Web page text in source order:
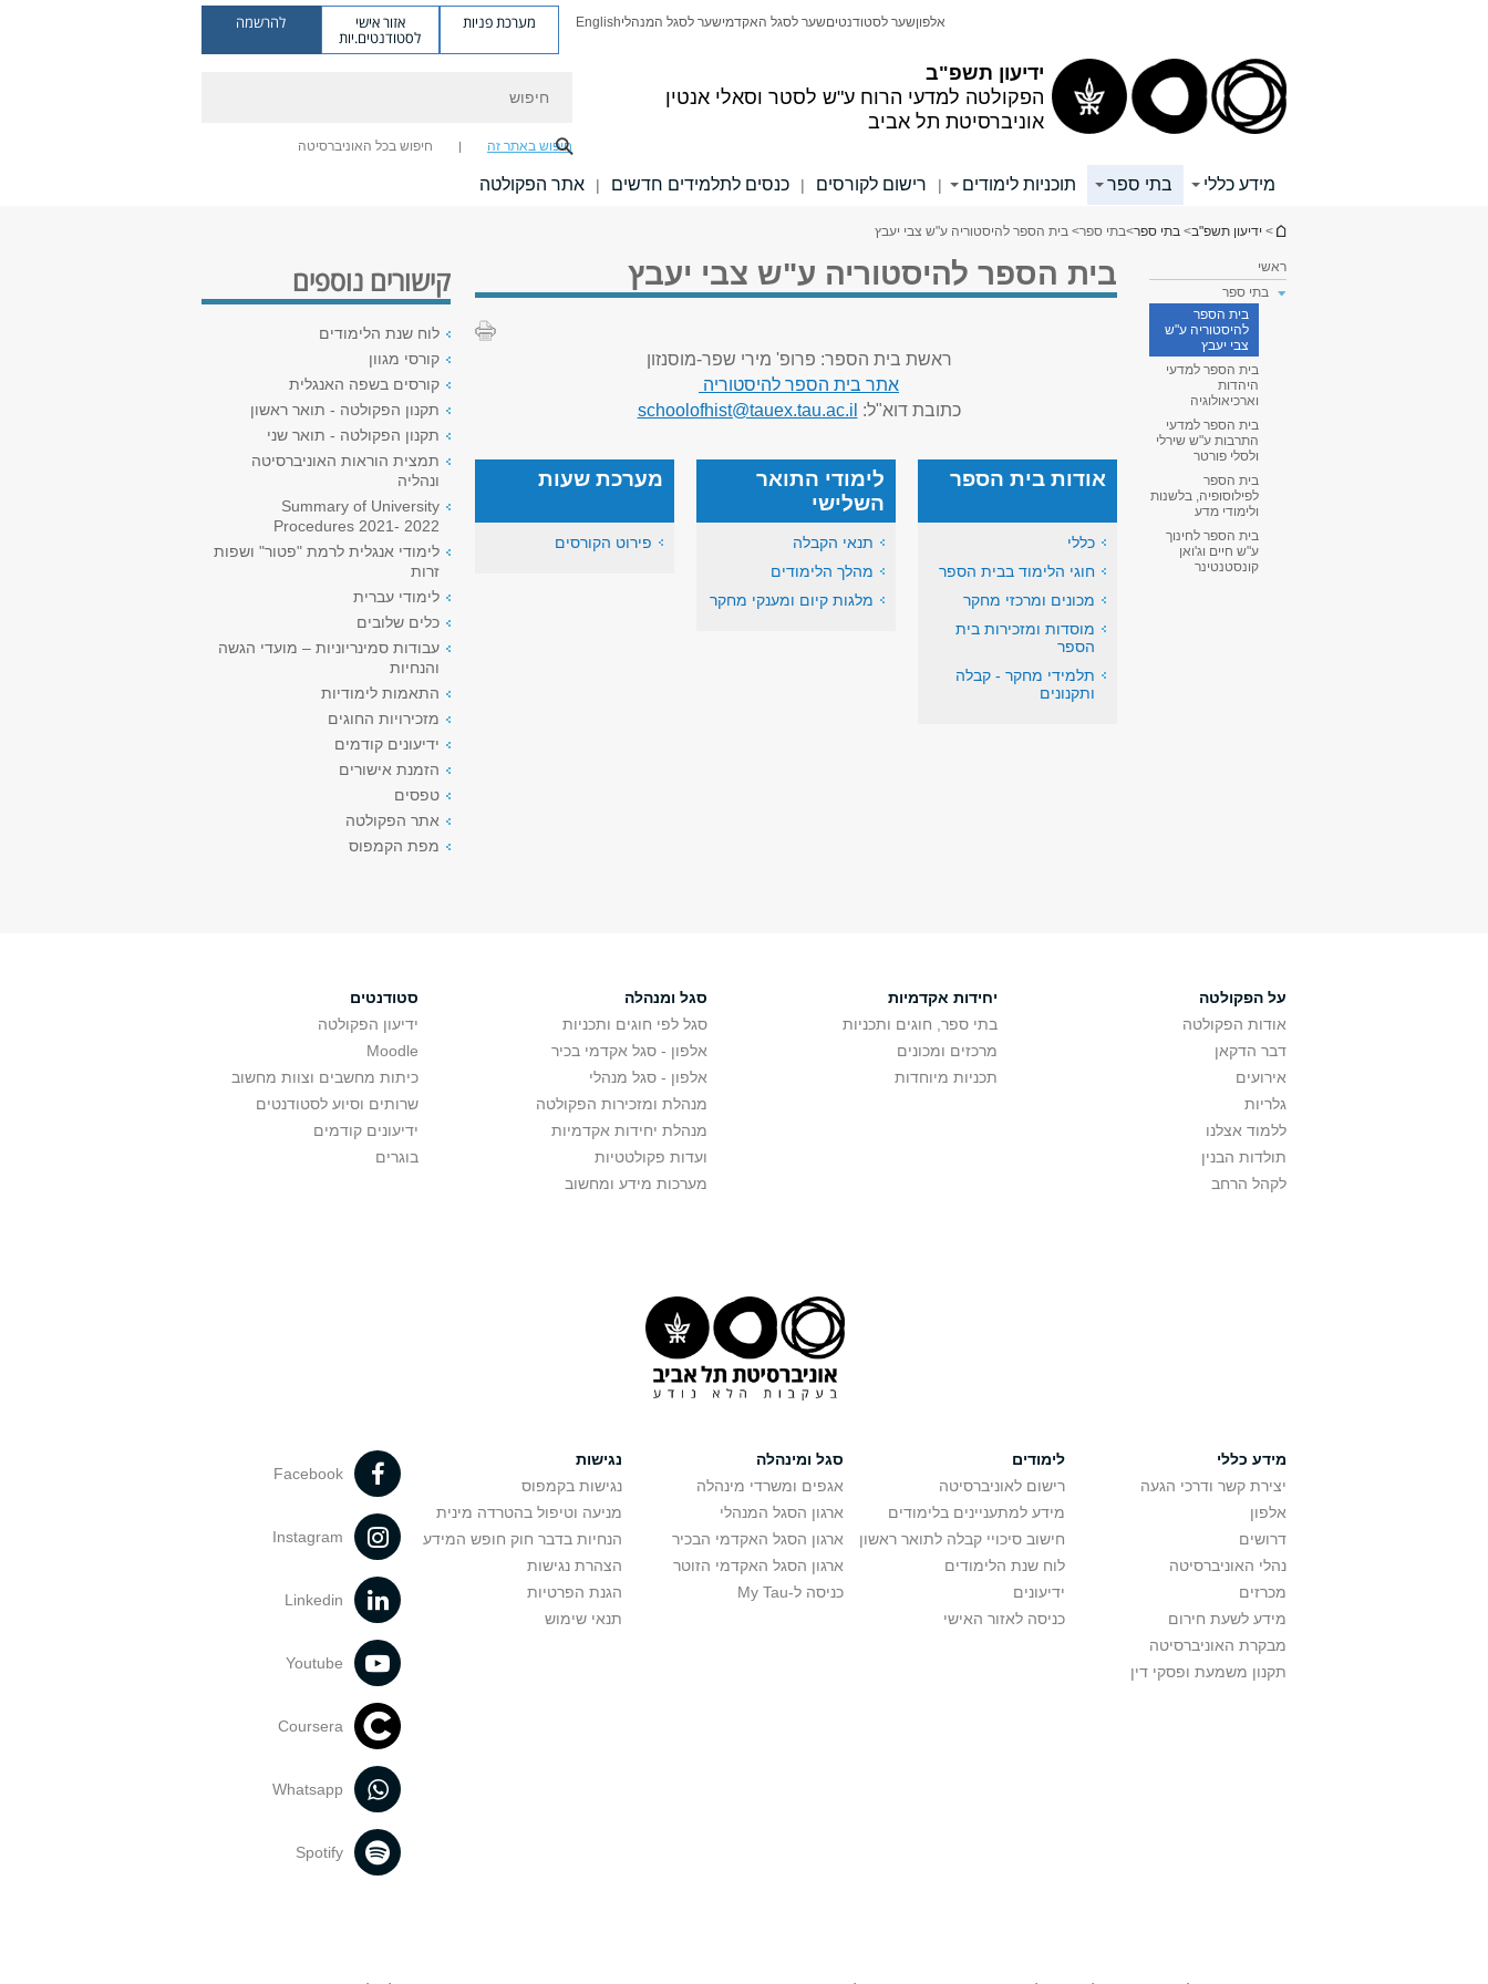
ידיעון תשפ"ב
הפקולטה למדעי הרוח ע"ש לסטר וסאלי אנטין
אוניברסיטת תל אביב
אלפוןשער לסטודנטיםשער לסגל האקדמישער לסגל המנהליEnglish מערכת פניות אזור אישי
לסטודנטים.יות
להרשמה
חיפוש באתר זה חיפוש בכל האוניברסיטה
מידע כללי בתי ספר תוכניות לימודים | רישום לקורסים | כנסים לתלמידים חדשים | אתר הפקולטה
הינך נמצא כאן
> ידיעון תשפ"ב> בתי ספר>בתי ספר> בית הספר להיסטוריה ע"ש צבי יעבץ
ראשי
בתי ספר
בית הספר
להיסטוריה ע"ש
צבי יעבץ
בית הספר למדעי
היהדות
וארכיאולוגיה
בית הספר למדעי
התרבות ע"ש שירלי
ולסלי פורטר
בית הספר
לפילוסופיה, בלשנות
ולימודי מדע
בית הספר לחינוך
ע"ש חיים וג'ואן
קונסטנטינר
בית הספר להיסטוריה ע"ש צבי יעבץ
ראשת בית הספר: פרופ' מירי שפר-מוסנזון
אתר בית הספר להיסטוריה
כתובת דוא"ל: schoolofhist@tauex.tau.ac.il
אודות בית הספר
כללי
חוגי הלימוד בבית הספר
מכונים ומרכזי מחקר
מוסדות ומזכירות בית
הספר
תלמידי מחקר - קבלה
ותקנונים
לימודי התואר
השלישי
תנאי הקבלה
מהלך הלימודים
מלגות קיום ומענקי מחקר
מערכת שעות
פירוט הקורסים
קישורים נוספים
לוח שנת הלימודים
קורסי מגוון
קורסים בשפה האנגלית
תקנון הפקולטה - תואר ראשון
תקנון הפקולטה - תואר שני
תמצית הוראות האוניברסיטה
ונהליה
Summary of University
Procedures 2021- 2022
לימודי אנגלית לרמת "פטור" ושפות
זרות
לימודי עברית
כלים שלובים
עבודות סמינריוניות – מועדי הגשה
והנחיות
התאמות לימודיות
מזכירויות החוגים
ידיעונים קודמים
הזמנת אישורים
טפסים
אתר הפקולטה
מפת הקמפוס
על הפקולטה
אודות הפקולטה
דבר הדקאן
אירועים
גלריות
ללמוד אצלנו
תולדות הבנין
לקהל הרחב
יחידות אקדמיות
בתי ספר, חוגים ותכניות
מרכזים ומכונים
תכניות מיוחדות
סגל ומנהלה
סגל לפי חוגים ותכניות
אלפון - סגל אקדמי בכיר
אלפון - סגל מנהלי
מנהלת ומזכירות הפקולטה
מנהלת יחידות אקדמיות
ועדות פקולטטיות
מערכות מידע ומחשוב
סטודנטים
ידיעון הפקולטה
Moodle
כיתות מחשבים וצוות מחשוב
שרותים וסיוע לסטודנטים
ידיעונים קודמים
בוגרים
מידע כללי
יצירת קשר ודרכי הגעה
אלפון
דרושים
נהלי האוניברסיטה
מכרזים
מידע לשעת חירום
מבקרת האוניברסיטה
תקנון משמעת ופסקי דין
לימודים
רישום לאוניברסיטה
מידע למתעניינים בלימודים
חישוב סיכויי קבלה לתואר ראשון
לוח שנת הלימודים
ידיעונים
כניסה לאזור האישי
סגל ומינהלה
אגפים ומשרדי מינהלה
ארגון הסגל המנהלי
ארגון הסגל האקדמי הבכיר
ארגון הסגל האקדמי הזוטר
כניסה ל-My Tau
נגישות
נגישות בקמפוס
מניעה וטיפול בהטרדה מינית
הנחיות בדבר חוק חופש המידע
הצהרת נגישות
הגנת הפרטיות
תנאי שימוש
Facebook
Instagram
Linkedin
Youtube
Coursera
Whatsapp
Spotify